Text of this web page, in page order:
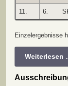
11. 6.
Einzelergebnisse
Weiterlesen